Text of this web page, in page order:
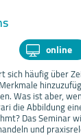
online
sich häufig über
Was ist aber,
die Abbildung
Das Seminar
und